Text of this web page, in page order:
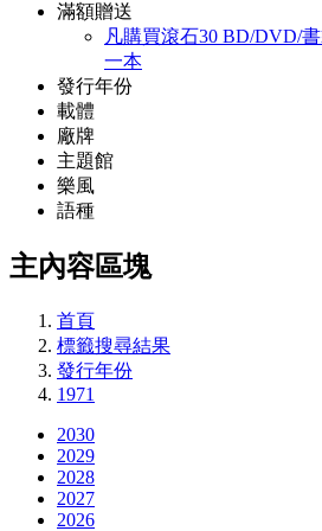
滿額贈送
凡購買滾石30 BD/DVD/
一本
發行年份
載體
廠牌
主題館
樂風
語種
主內容區塊
首頁
標籤搜尋結果
發行年份
1971
2030
2029
2028
2027
2026